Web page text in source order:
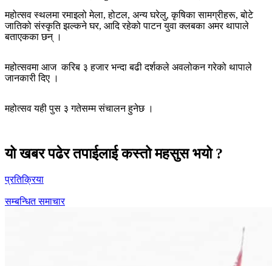
महोत्सव स्थलमा रमाइलो मेला, होटल, अन्य घरेलु, कृषिका सामग्रीहरू, बोटे
जातिको संस्कृति झल्कने घर, आदि रहेको पाटन युवा क्लबका अमर थापाले
बताएकका छन् ।
महोत्सवमा आज करिब ३ हजार भन्दा बढी दर्शकले अवलोकन गरेको थापाले
जानकारी दिए ।
महोत्सव यही पुस ३ गतेसम्म संचालन हुनेछ ।
यो खबर पढेर तपाईलाई कस्तो महसुस भयो ?
प्रतिक्रिया
सम्बन्धित समाचार